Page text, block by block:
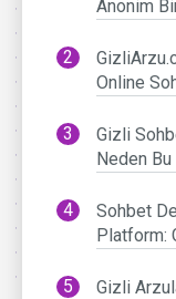
Anonim
Online
Gizli
Neden
Sohbet
Platform:
Gizli